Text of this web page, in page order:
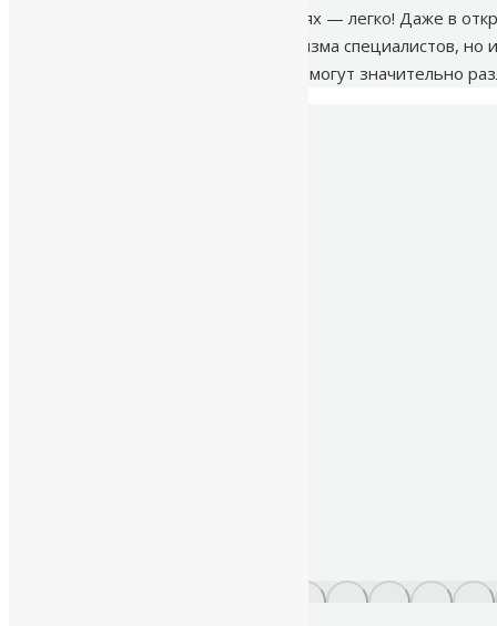
Скважина на воду в любых условиях — легко! Даже в
требует не только профессионализма специалистов,
условия для заезда и проживания могут значительно